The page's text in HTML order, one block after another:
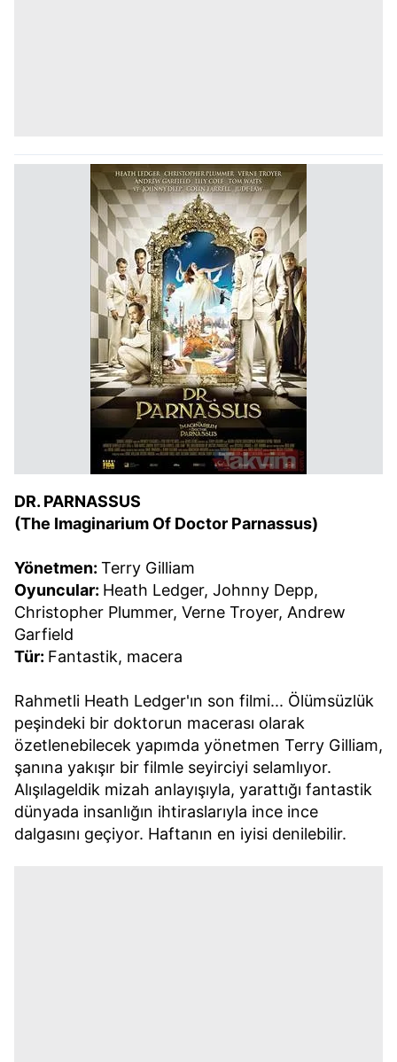
DR. PARNASSUS
(The Imaginarium Of Doctor Parnassus)
Yönetmen: Terry Gilliam
Oyuncular: Heath Ledger, Johnny Depp,
Christopher Plummer, Verne Troyer, Andrew
Garfield
Tür: Fantastik, macera
Rahmetli Heath Ledger'ın son filmi... Ölümsüzlük
peşindeki bir doktorun macerası olarak
özetlenebilecek yapımda yönetmen Terry Gilliam,
şanına yakışır bir filmle seyirciyi selamlıyor.
Alışılageldik mizah anlayışıyla, yarattığı fantastik
dünyada insanlığın ihtiraslarıyla ince ince
dalgasını geçiyor. Haftanın en iyisi denilebilir.